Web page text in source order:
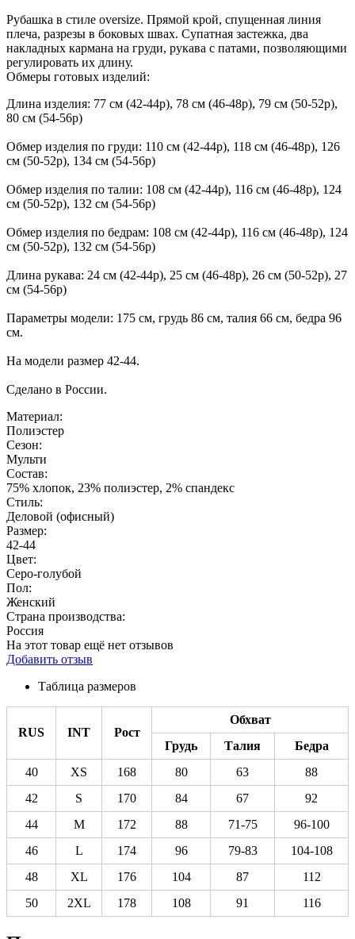
Рубашка в стиле oversize. Прямой крой, спущенная линия
плеча, разрезы в боковых швах. Супатная застежка, два
накладных кармана на груди, рукава с патами, позволяющими
регулировать их длину.
Обмеры готовых изделий:
Длина изделия: 77 см (42-44р), 78 см (46-48р), 79 см (50-52р),
80 см (54-56р)
Обмер изделия по груди: 110 см (42-44р), 118 см (46-48р), 126
см (50-52р), 134 см (54-56р)
Обмер изделия по талии: 108 см (42-44р), 116 см (46-48р), 124
см (50-52р), 132 см (54-56р)
Обмер изделия по бедрам: 108 см (42-44р), 116 см (46-48р), 124
см (50-52р), 132 см (54-56р)
Длина рукава: 24 см (42-44р), 25 см (46-48р), 26 см (50-52р), 27
см (54-56р)
Параметры модели: 175 см, грудь 86 см, талия 66 см, бедра 96
см.
На модели размер 42-44.
Сделано в России.
Материал:
Полиэстер
Сезон:
Мульти
Состав:
75% хлопок, 23% полиэстер, 2% спандекс
Стиль:
Деловой (офисный)
Размер:
42-44
Цвет:
Серо-голубой
Пол:
Женский
Страна производства:
Россия
На этот товар ещё нет отзывов
Добавить отзыв
Таблица размеров
RUS INT Рост
Обхват
Грудь
Талия
Бедра
40
XS 168 80 63
88
42
S 170 84 67
92
44
M 172 88 71-75
96-100
46
L 174 96 79-83
104-108
48
XL 176 104 87
112
50
2XL 178 108 91 116